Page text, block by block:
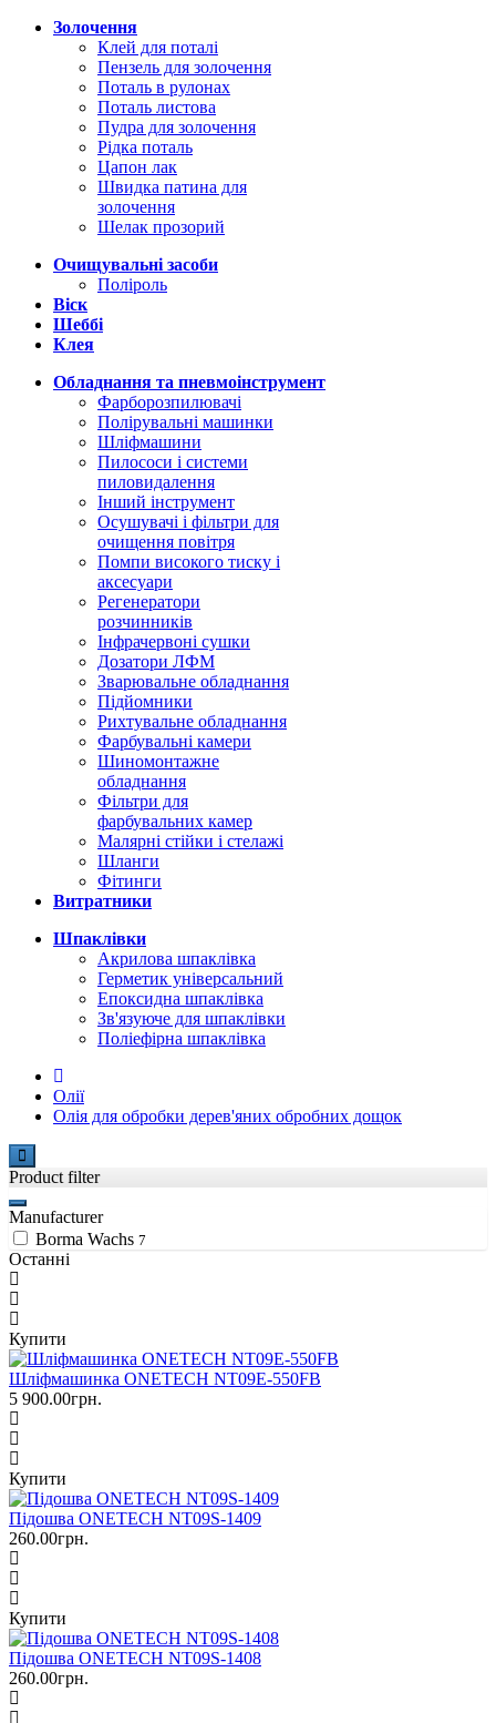
Золочення
Клей для поталі
Пензель для золочення
Поталь в рулонах
Поталь листова
Пудра для золочення
Рідка поталь
Цапон лак
Швидка патина для
золочення
Шелак прозорий
Очищувальні засоби
Поліроль
Віск
Шеббі
Клея
Обладнання та пневмоінструмент
Фарборозпилювачі
Полірувальні машинки
Шліфмашини
Пилососи і системи
пиловидалення
Інший інструмент
Осушувачі і фільтри для
очищення повітря
Помпи високого тиску і
аксесуари
Регенератори
розчинників
Інфрачервоні сушки
Дозатори ЛФМ
Зварювальне обладнання
Підйомники
Рихтувальне обладнання
Фарбувальні камери
Шиномонтажне
обладнання
Фільтри для
фарбувальних камер
Малярні стійки і стелажі
Шланги
Фітинги
Витратники
Шпаклівки
Акрилова шпаклівка
Герметик універсальний
Епоксидна шпаклівка
Зв'язуюче для шпаклівки
Поліефірна шпаклівка
Олії
Олія для обробки дерев'яних обробних дощок
Product filter
Manufacturer
Borma Wachs 7
Останні
Купити
Шліфмашинка ONETECH NT09E-550FB
5 900.00грн.
Купити
Підошва ONETECH NT09S-1409
260.00грн.
Купити
Підошва ONETECH NT09S-1408
260.00грн.